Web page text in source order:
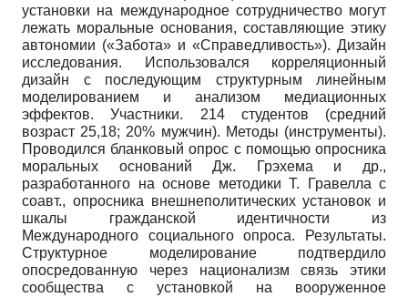
установки на международное сотрудничество могут
лежать моральные основания, составляющие этику
автономии («Забота» и «Справедливость»). Дизайн
исследования. Использовался корреляционный
дизайн с последующим структурным линейным
моделированием и анализом медиационных
эффектов. Участники. 214 студентов (средний
возраст 25,18; 20% мужчин). Методы (инструменты).
Проводился бланковый опрос с помощью опросника
моральных оснований Дж. Грэхема и др.,
разработанного на основе методики Т. Гравелла с
соавт., опросника внешнеполитических установок и
шкалы гражданской идентичности из
Международного социального опроса. Результаты.
Структурное моделирование подтвердило
опосредованную через национализм связь этики
сообщества с установкой на вооруженное